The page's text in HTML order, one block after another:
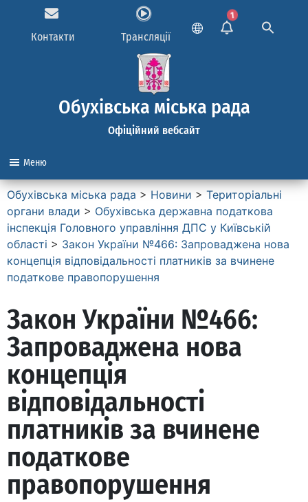
Контакти Трансляції
1
Обухівська міська рада
Офіційний вебсайт
Меню
Обухівська міська рада > Новини > Територіальні
органи влади > Обухівська державна податкова
інспекція Головного управління ДПС у Київській
області > Закон України №466: Запроваджена нова
концепція відповідальності платників за вчинене
податкове правопорушення
Закон України №466:
Запроваджена нова
концепція
відповідальності
платників за вчинене
податкове
правопорушення